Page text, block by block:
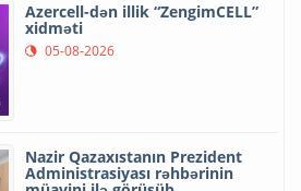
Azercell-dən illik “ZengimCELL”
xidməti
05-08-2026
Nazir Qazaxıstanın Prezident
Administrasiyası rəhbərinin